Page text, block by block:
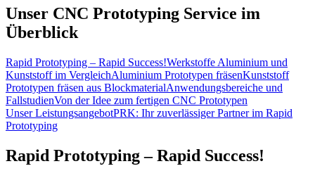
Unser CNC Prototyping Service im
Überblick
Rapid Prototyping – Rapid Success!Werkstoffe Aluminium und
Kunststoff im VergleichAluminium Prototypen fräsenKunststoff
Prototypen fräsen aus BlockmaterialAnwendungsbereiche und
FallstudienVon der Idee zum fertigen CNC Prototypen
Unser LeistungsangebotPRK: Ihr zuverlässiger Partner im Rapid
Prototyping
Rapid Prototyping – Rapid Success!